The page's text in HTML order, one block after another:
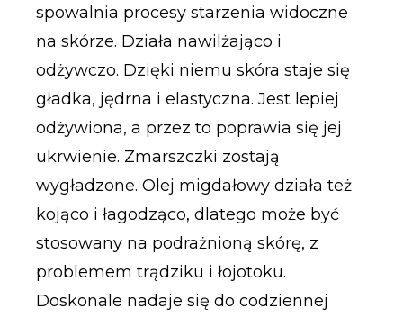
spowalnia procesy starzenia widoczne
na skórze. Działa nawilżająco i
odżywczo. Dzięki niemu skóra staje się
gładka, jędrna i elastyczna. Jest lepiej
odżywiona, a przez to poprawia się jej
ukrwienie. Zmarszczki zostają
wygładzone. Olej migdałowy działa też
kojąco i łagodząco, dlatego może być
stosowany na podrażnioną skórę, z
problemem trądziku i łojotoku.
Doskonale nadaje się do codziennej